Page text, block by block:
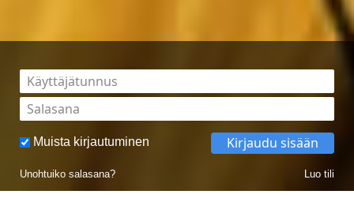
Käyttäjätunnus
Salasana
Kirjaudu sisään
Luo tili
Unohtuiko salasana?
Muista kirjautuminen